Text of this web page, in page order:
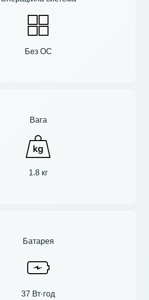
Без ОС
Вага
1.8 кг
Батарея
37 Вт·год